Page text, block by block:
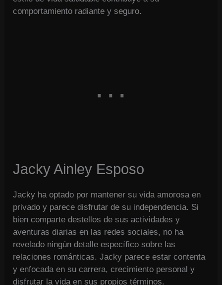
comportamiento radiante y seguro.
Jacky Ainley Esposo
Jacky ha optado por mantener su vida amorosa en
privado y parece disfrutar de su independencia. Si
bien comparte destellos de sus actividades y
aventuras diarias en las redes sociales, no ha
revelado ningún detalle específico sobre las
relaciones románticas. Jacky parece estar contenta
y enfocada en su carrera, crecimiento personal y
disfrutar la vida en sus propios términos.